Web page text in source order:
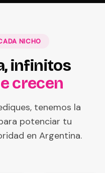
NICHO
infinitos
crecen
tenemos la
potenciar tu
en Argentina.